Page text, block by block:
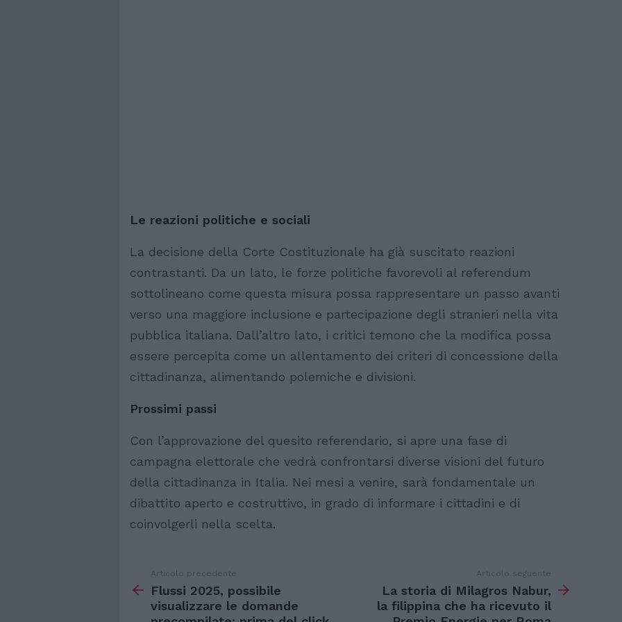
Le reazioni politiche e sociali
La decisione della Corte Costituzionale ha già suscitato reazioni
contrastanti. Da un lato, le forze politiche favorevoli al referendum
sottolineano come questa misura possa rappresentare un passo avanti
verso una maggiore inclusione e partecipazione degli stranieri nella vita
pubblica italiana. Dall’altro lato, i critici temono che la modifica possa
essere percepita come un allentamento dei criteri di concessione della
cittadinanza, alimentando polemiche e divisioni.
Prossimi passi
Con l’approvazione del quesito referendario, si apre una fase di
campagna elettorale che vedrà confrontarsi diverse visioni del futuro
della cittadinanza in Italia. Nei mesi a venire, sarà fondamentale un
dibattito aperto e costruttivo, in grado di informare i cittadini e di
coinvolgerli nella scelta.
di
Articolo precedente
Flussi 2025, possibile
visualizzare le domande
Articolo seguente
La storia di Milagros Nabur,
la filippina che ha ricevuto il